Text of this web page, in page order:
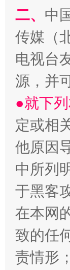
阿坝
国家大
二、 中
传媒（
电视台
源，并
●就下
定或相
他原因
中所列
于黑客
在本网
致的任
责情形；